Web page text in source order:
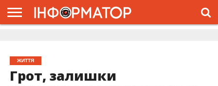
ЖИТТЯ
Грот, залишки